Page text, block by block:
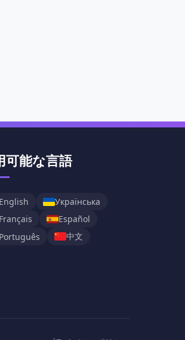
可能な言語
Українська
Español
中文